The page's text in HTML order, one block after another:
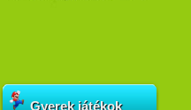
Gyerek játékok